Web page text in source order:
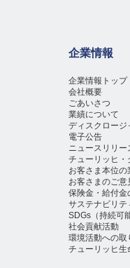
企業情報
企業情報トップ
会社概要
ごあいさつ
業績について
ディスクロージ
電子公告
ニュースリリー
チューリッヒ・
お客さま本位
お客さまのご
保険金・給付金
サステナビリテ
SDGs（持続可
社会貢献活動
環境活動への取
チューリッヒ生